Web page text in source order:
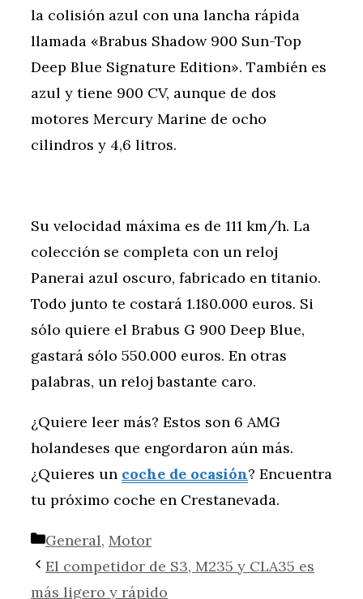
la colisión azul con una lancha rápida
llamada «Brabus Shadow 900 Sun-Top
Deep Blue Signature Edition». También es
azul y tiene 900 CV, aunque de dos
motores Mercury Marine de ocho
cilindros y 4,6 litros.
Su velocidad máxima es de 111 km/h. La
colección se completa con un reloj
Panerai azul oscuro, fabricado en titanio.
Todo junto te costará 1.180.000 euros. Si
sólo quiere el Brabus G 900 Deep Blue,
gastará sólo 550.000 euros. En otras
palabras, un reloj bastante caro.
¿Quiere leer más? Estos son 6 AMG
holandeses que engordaron aún más.
¿Quieres un coche de ocasión? Encuentra
tu próximo coche en Crestanevada.
Categorías
General, Motor
El competidor de S3, M235 y CLA35 es
más ligero y rápido